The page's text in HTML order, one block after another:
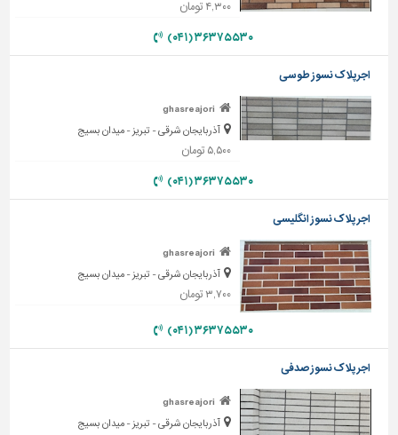
محوطه
ساخت
و
ساز
شهرسازی،
ترافیک
و
سازه
سایر
۴,۳۰۰ تومان
۳۶۳۷۵۵۳۰ (۰۴۱)
اجرپلاک نسوز طوسی
ghasreajori
آذربایجان شرقی - تبریز - میدان بسیج
۵,۵۰۰ تومان
۳۶۳۷۵۵۳۰ (۰۴۱)
اجر پلاک نسوز انگلیسی
ghasreajori
آذربایجان شرقی - تبریز - میدان بسیج
۳,۷۰۰ تومان
۳۶۳۷۵۵۳۰ (۰۴۱)
اجر پلاک نسوز صدفی
ghasreajori
آذربایجان شرقی - تبریز - میدان بسیج